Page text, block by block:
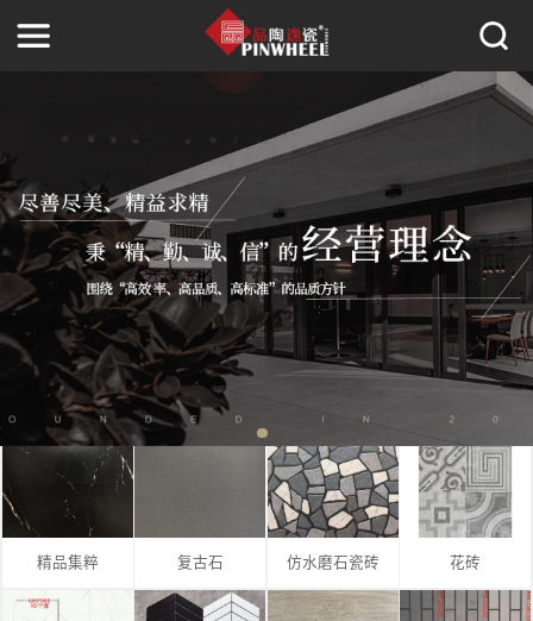
精品集粹 复古石 仿水磨石瓷砖 花砖